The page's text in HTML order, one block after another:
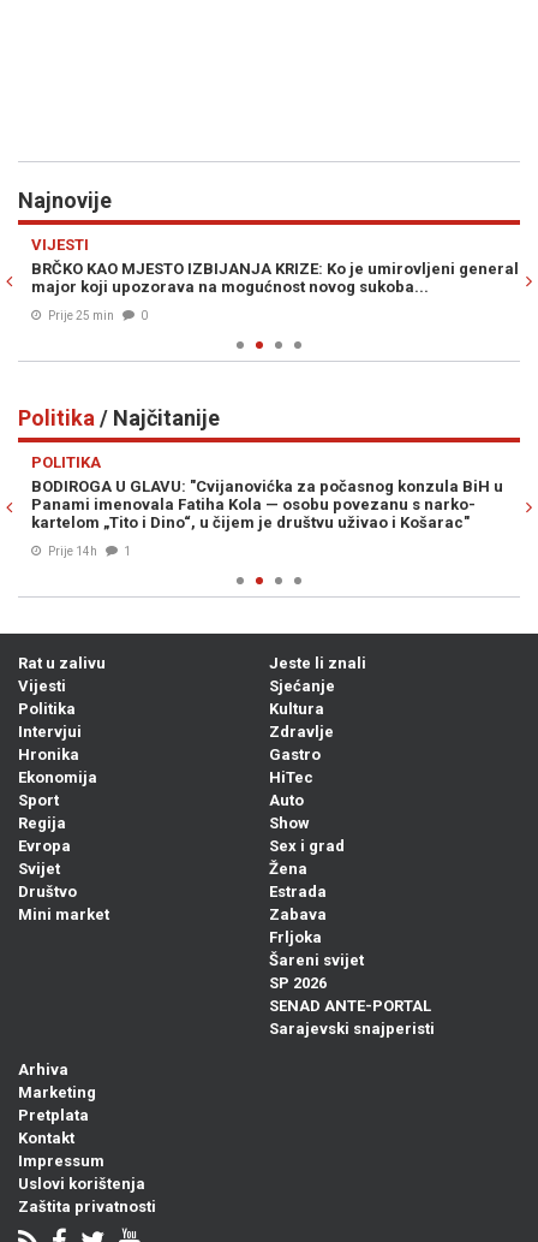
Najnovije
VIJESTI
BRČKO KAO MJESTO IZBIJANJA KRIZE: Ko je umirovljeni general-
major koji upozorava na mogućnost novog sukoba...
Prije 25 min 0
Politika / Najčitanije
POLITIKA
BODIROGA U GLAVU: "Cvijanovićka za počasnog konzula BiH u
Panami imenovala Fatiha Kola — osobu povezanu s narko-
kartelom „Tito i Dino“, u čijem je društvu uživao i Košarac"
Prije 14h 1
Rat u zalivu
Vijesti
Politika
Intervjui
Hronika
Ekonomija
Sport
Regija
Evropa
Svijet
Društvo
Mini market
Jeste li znali
Sjećanje
Kultura
Zdravlje
Gastro
HiTec
Auto
Show
Sex i grad
Žena
Estrada
Zabava
Frljoka
Šareni svijet
SP 2026
SENAD ANTE-PORTAL
Sarajevski snajperisti
Arhiva
Marketing
Pretplata
Kontakt
Impressum
Uslovi korištenja
Zaštita privatnosti